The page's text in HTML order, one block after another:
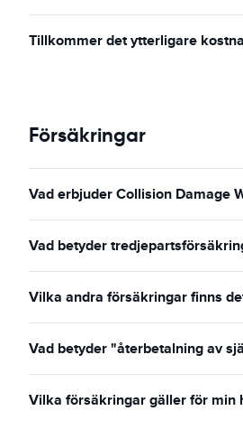
Tillkommer det ytterligare
Försäkringar
Vad erbjuder Collision Damage
Vad betyder
Vilka andra försäkringar finns
Vad betyder "återbetalning av
Vilka försäkringar gäller för min